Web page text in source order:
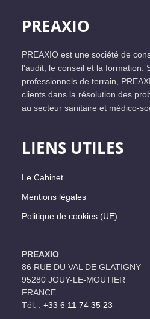
PREAXIO
PREAXIO est une société de
l'audit, le conseil et la formation.
professionnels de terrain,
clients dans la résolution des
au secteur sanitaire et médico-
LIENS UTILES
Le Cabinet
Mentions légales
Politique de cookies (UE)
PREAXIO
86 RUE DU VAL DE GLATIGNY
95280 JOUY-LE-MOUTIER
FRANCE
Tél. : +33 6 11 74 35 23‬